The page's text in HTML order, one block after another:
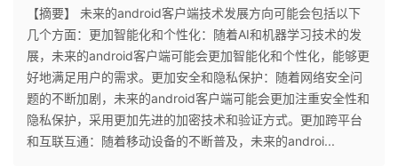
个
人
我
【摘要】 未来的android客户端技术发展方向可能会包括以下
几个方面：更加智能化和个性化：随着AI和机器学习技术的发
展，未来的android客户端可能会更加智能化和个性化，能够更
好地满足用户的需求。更加安全和隐私保护：随着网络安全问
题的不断加剧，未来的android客户端可能会更加注重安全性和
隐私保护，采用更加先进的加密技术和验证方式。更加跨平台
和互联互通：随着移动设备的不断普及，未来的androi...